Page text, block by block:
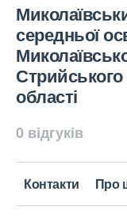
середньої
Стрийського
області
0 відгуків
Контакти Про